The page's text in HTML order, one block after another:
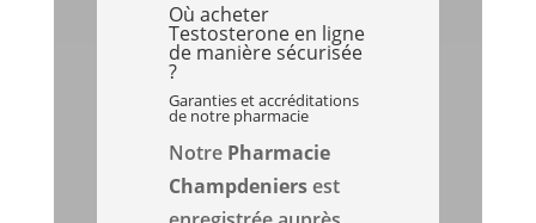
Où acheter
Testosterone en ligne
de manière sécurisée
?
Garanties et accréditations
de notre pharmacie
Notre Pharmacie
Champdeniersest